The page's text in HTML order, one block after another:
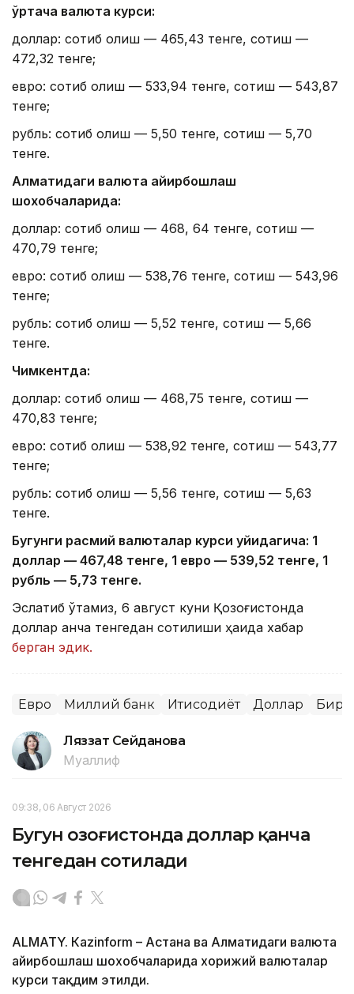
ўртача валюта курси:
доллар: сотиб олиш — 465,43 тенге, сотиш —
472,32 тенге;
евро: сотиб олиш — 533,94 тенге, сотиш — 543,87
тенге;
рубль: сотиб олиш — 5,50 тенге, сотиш — 5,70
тенге.
Алматидаги валюта айирбошлаш
шохобчаларида:
доллар: сотиб олиш — 468, 64 тенге, сотиш —
470,79 тенге;
евро: сотиб олиш — 538,76 тенге, сотиш — 543,96
тенге;
рубль: сотиб олиш — 5,52 тенге, сотиш — 5,66
тенге.
Чимкентда:
доллар: сотиб олиш — 468,75 тенге, сотиш —
470,83 тенге;
евро: сотиб олиш — 538,92 тенге, сотиш — 543,77
тенге;
рубль: сотиб олиш — 5,56 тенге, сотиш — 5,63
тенге.
Бугунги расмий валюталар курси қуйидагича: 1
доллар — 467,48 тенге, 1 евро — 539,52 тенге, 1
рубль — 5,73 тенге.
Эслатиб ўтамиз, 6 август куни Қозоғистонда
доллар қанча тенгедан сотилиши ҳақида хабар
берган эдик.
Евро Миллий банк Иқтисодиёт Доллар
Ляззат Сейданова
Муаллиф
09:38, 06 Август 2026
Бугун Қозоғистонда доллар қанча
тенгедан сотилади
ALMATY. Кazinform – Астана ва Алматидаги валюта
айирбошлаш шохобчаларида хорижий валюталар
курси тақдим этилди.